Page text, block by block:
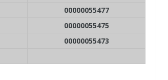
00000055477
00000055475
00000055473